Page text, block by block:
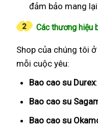
đảm bảo mang
Các thương hiệu
Shop của chúng tôi
mỗi cuộc yêu:
Bao cao su Durex
Bao cao su
Bao cao su